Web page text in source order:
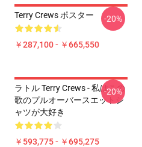
Terry Crews ポスター
￥287,100 - ￥665,550
-20%
ラトル Terry Crews - 私はこの
歌のプルオーバースエットシ
ャツが大好き
￥593,775 - ￥695,275
-20%